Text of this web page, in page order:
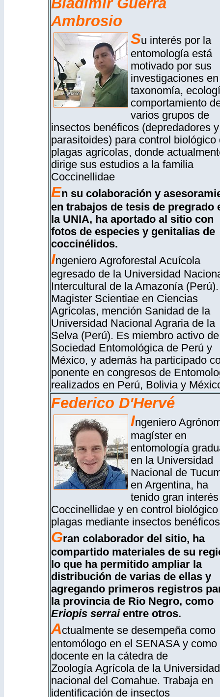
Ambrosio
Su interés por la
entomología está
motivado por sus
investigaciones en
taxonomía,
comportamiento
varios grupos de
insectos benéficos (depredadores y
parasitoides) para control biológico
plagas agrícolas, donde
dirige sus estudios a la familia
Coccinellidae
En su colaboración y
en trabajos de tesis de pregrado
la UNIA, ha aportado al sitio con
fotos de especies y genitalias de
coccinélidos.
Ingeniero Agroforestal Acuícola
egresado de la Universidad
Intercultural de la Amazonía (Perú).
Magister Scientiae en Ciencias
Agrícolas, mención Sanidad de la
Universidad Nacional Agraria de la
Selva (Perú). Es miembro activo
Sociedad Entomológica de Perú y
México, y además ha participado
ponente en congresos de
realizados en Perú, Bolivia y
Federico D'Hervé
Ingeniero
magíster en
entomología
en la Universidad
Nacional de
en Argentina, ha
tenido gran
Coccinellidae y en control biológico
plagas mediante insectos
Gran colaborador del sitio, ha
compartido materiales de su
lo que ha permitido ampliar la
distribución de varias de ellas y
agregando primeros registros
la provincia de Rio Negro, como
Eriopis serrai entre otros.
Actualmente se desempeña como
entomólogo en el SENASA y como
docente en la cátedra de
Zoología Agrícola de la Universidad
nacional del Comahue. Trabaja en
identificación de insectos